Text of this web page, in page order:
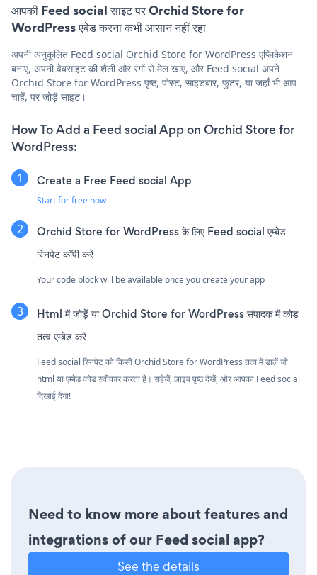
आपकी Feed social साइट पर Orchid Store for
WordPress एंबेड करना कभी आसान नहीं रहा
अपनी अनुकूलित Feed social Orchid Store for WordPress एप्लिकेशन
बनाएं, अपनी वेबसाइट की शैली और रंगों से मेल खाएं, और Feed social अपने
Orchid Store for WordPress पृष्ठ, पोस्ट, साइडबार, फुटर, या जहाँ भी आप
चाहें, पर जोड़ें साइट।
How To Add a Feed social App on Orchid Store for
WordPress:
Create a Free Feed social App
Start for free now
Orchid Store for WordPress के लिए Feed social एम्बेड
स्निपेट कॉपी करें
Your code block will be available once you create your app
Html में जोड़ें या Orchid Store for WordPress संपादक में कोड
तत्व एम्बेड करें
Feed social स्निपेट को किसी Orchid Store for WordPress तत्व में डालें जो
html या एम्बेड कोड स्वीकार करता है। सहेजें, लाइव पृष्ठ देखें, और आपका Feed social
दिखाई देगा!
Need to know more about features and
integrations of our Feed social app?
See the details